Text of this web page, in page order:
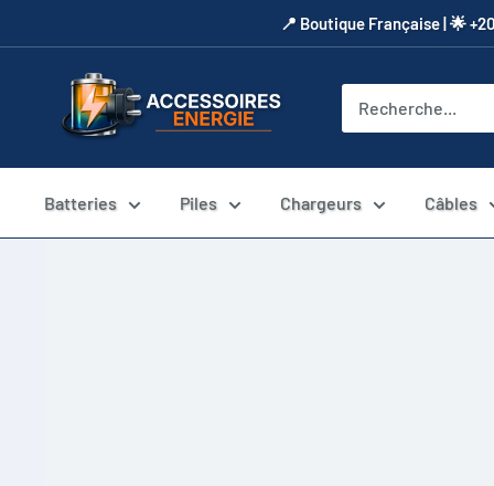
au
​📍​ Boutique Française | 🌟
Accessoires
Energie
Batteries Piles Chargeurs Câbles